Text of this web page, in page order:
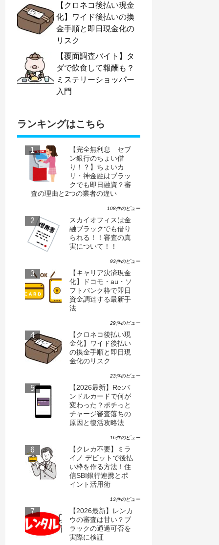
【クロネコ後払い現金
化】ワイド後払いの換
金手順と即日現金化の
リスク
【覆面調査バイト】タ
ダで飲食して報酬も？
ミステリーショッパー
入門
ランキングはこちら
【完全無利息 セブ
ン銀行のちょい借
り！？】ちょいカ
リ・神金融はブラッ
クでも即日融資？審
査の理由と2つの業者の違い
108件のビュー
スカイオフィスは金
融ブラックでも借り
られる！！審査の真
実について！！
93件のビュー
【キャリア決済現金
化】ドコモ・au・ソ
フトバンク枠で即日
資金調達する最新手
法
29件のビュー
【クロネコ後払い現
金化】ワイド後払い
の換金手順と即日現
金化のリスク
23件のビュー
【2026最新】Re:バ
ンドルカードで何が
変わった？ポチっと
チャージ審査落ちの
原因と復活攻略法
16件のビュー
【クレカ不要】ミラ
イノ デビットで後払
い枠を作る方法！住
信SBI銀行連携とポ
イント活用術
13件のビュー
【2026最新】レンカ
ウの審査は甘い？ブ
ラックの通過可否を
実際に検証